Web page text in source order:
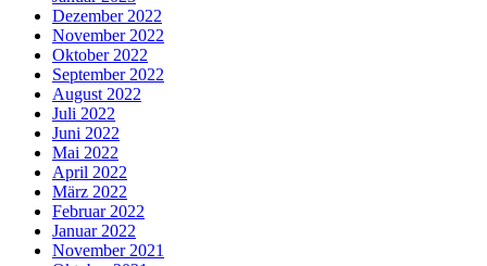
Dezember 2022
November 2022
Oktober 2022
September 2022
August 2022
Juli 2022
Juni 2022
Mai 2022
April 2022
März 2022
Februar 2022
Januar 2022
November 2021